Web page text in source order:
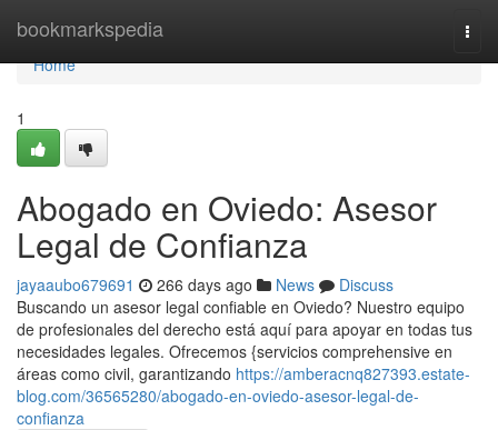
bookmarkspedia
Home
Home
1
Abogado en Oviedo: Asesor
Legal de Confianza
jayaaubo679691 266 days ago News
Discuss
Buscando un asesor legal confiable en Oviedo? Nuestro equipo
de profesionales del derecho está aquí para apoyar en todas tus
necesidades legales. Ofrecemos {servicios comprehensive en
áreas como civil, garantizando https://amberacnq827393.estate-
blog.com/36565280/abogado-en-oviedo-asesor-legal-de-
confianza